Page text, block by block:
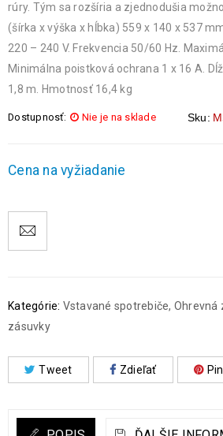
rúry. Tým sa rozšíria a zjednodušia
(šírka x výška x hĺbka) 559 x 140 x 537
220 – 240 V. Frekvencia 50/60 Hz.
Minimálna poistková ochrana 1 x 16 A.
1,8 m. Hmotnosť 16,4 kg
Dostupnosť: Nie je na sklade Sku:
Cena na vyžiadanie
Kategórie: Vstavané spotrebiče, Ohrevná
zásuvky
Tweet Zdieľať